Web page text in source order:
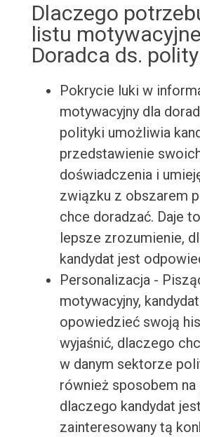
Dlaczego
listu
Doradca ds.
Pokrycie luki w
motywacyjny dla
polityki umożliwia
przedstawienie
doświadczenia i
związku z obszarem
chce doradzać. Daje
lepsze zrozumienie,
kandydat jest
Personalizacja -
motywacyjny,
opowiedzieć swoją
wyjaśnić, dlaczego
w danym sektorze
również sposobem na
dlaczego kandydat jest
zainteresowany tą